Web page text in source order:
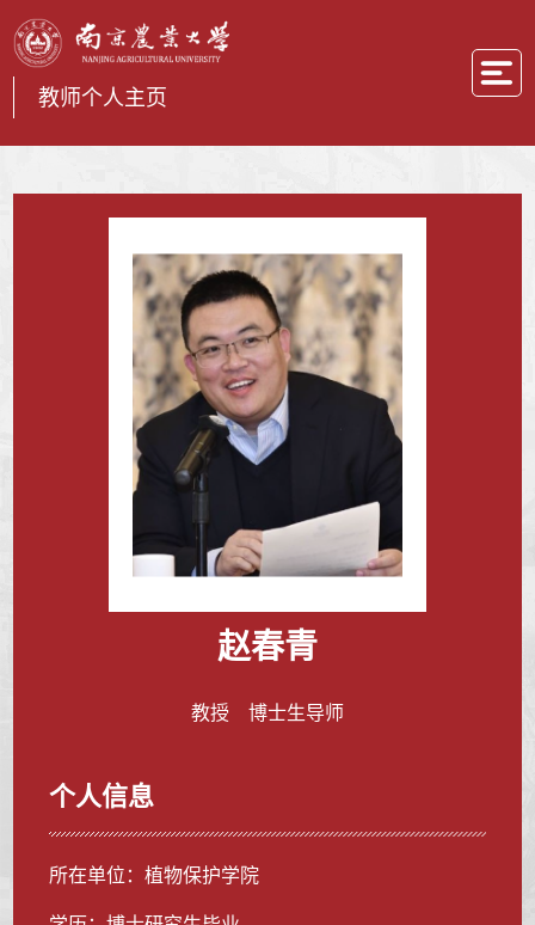
教师个人主页
赵春青
教授 博士生导师
个人信息
所在单位：植物保护学院